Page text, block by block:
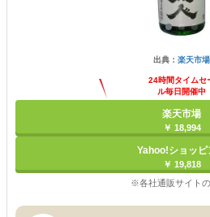
出典： 楽天市場
24時間タイムセ
ル毎日開催中
楽天市場
￥ 18,994
Yahoo!ショッピ
￥ 19,818
※各社通販サイト